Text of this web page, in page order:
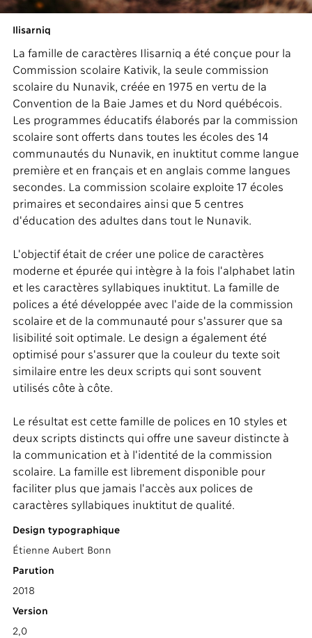
Ilisarniq
La famille de caractères Ilisarniq a été conçue pour la
Commission scolaire Kativik, la seule commission
scolaire du Nunavik, créée en 1975 en vertu de la
Convention de la Baie James et du Nord québécois.
Les programmes éducatifs élaborés par la commission
scolaire sont offerts dans toutes les écoles des 14
communautés du Nunavik, en inuktitut comme langue
première et en français et en anglais comme langues
secondes. La commission scolaire exploite 17 écoles
primaires et secondaires ainsi que 5 centres
d'éducation des adultes dans tout le Nunavik.
L'objectif était de créer une police de caractères
moderne et épurée qui intègre à la fois l'alphabet latin
et les caractères syllabiques inuktitut. La famille de
polices a été développée avec l'aide de la commission
scolaire et de la communauté pour s'assurer que sa
lisibilité soit optimale. Le design a également été
optimisé pour s'assurer que la couleur du texte soit
similaire entre les deux scripts qui sont souvent
utilisés côte à côte.
Le résultat est cette famille de polices en 10 styles et
deux scripts distincts qui offre une saveur distincte à
la communication et à l'identité de la commission
scolaire. La famille est librement disponible pour
faciliter plus que jamais l'accès aux polices de
caractères syllabiques inuktitut de qualité.
Design typographique
Étienne Aubert Bonn
Parution
2018
Version
2,0